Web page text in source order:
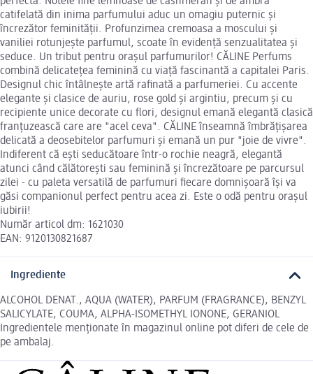
catifelată din inima parfumului aduc un omagiu puternic și
încrezător feminității. Profunzimea cremoasa a moscului și
vaniliei rotunjește parfumul, scoate în evidență senzualitatea și
seduce. Un tribut pentru orașul parfumurilor! CĂLINE Perfums
combină delicatețea feminină cu viață fascinantă a capitalei Paris.
Designul chic întâlnește artă rafinată a parfumeriei. Cu accente
elegante și clasice de auriu, rose gold și argintiu, precum și cu
recipiente unice decorate cu flori, designul emană elegantă clasică
franțuzească care are "acel ceva". CĂLINE înseamnă îmbrățișarea
delicată a deosebitelor parfumuri și emană un pur "joie de vivre".
Indiferent că ești seducătoare într-o rochie neagră, elegantă
atunci când călătorești sau feminină și încrezătoare pe parcursul
zilei - cu paleta versatilă de parfumuri fiecare domnișoară își va
găsi companionul perfect pentru acea zi. Este o odă pentru orașul
iubirii!
Număr articol dm: 1621030
EAN: 9120130821687
Ingrediente
ALCOHOL DENAT., AQUA (WATER), PARFUM (FRAGRANCE), BENZYL
SALICYLATE, COUMA, ALPHA-ISOMETHYL IONONE, GERANIOL
Ingredientele menționate în magazinul online pot diferi de cele de
pe ambalaj.